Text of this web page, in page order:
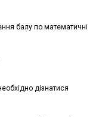
балу по математичні
дізнатися